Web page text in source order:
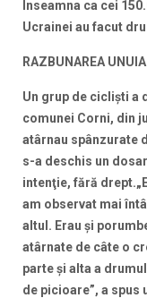
Inseamna ca cei
Ucrainei au facut
RAZBUNAREA
Un grup de ciclişti a
comunei Corni, din
atârnau spânzurate
s-a deschis un
intenţie, fără
am observat mai
altul. Erau şi
atârnate de câte o
parte şi alta a
de picioare”, a spus